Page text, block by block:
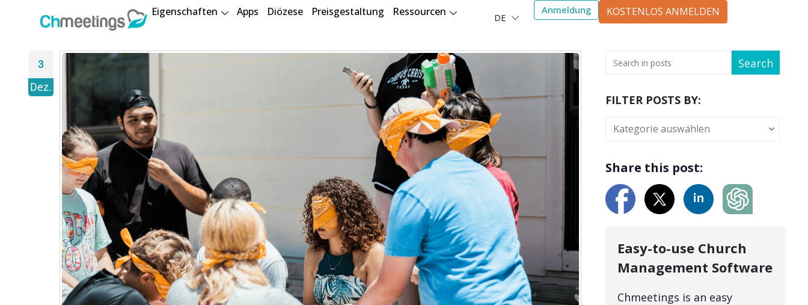
Eigenschaften Apps Diözese Preisgestaltung Ressourcen DE
العربية
Anmeldung KOSTENLOS ANMELDEN
3
Dez.
Search
FILTER POSTS BY:
Share this post:
Easy-to-use Church
Management Software
Chmeetings is an easy